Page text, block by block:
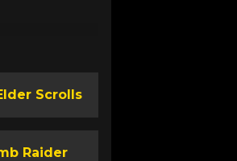
Scrolls
Raider